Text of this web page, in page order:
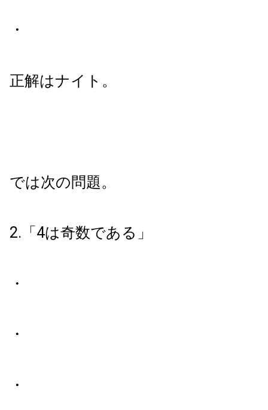
・
正解はナイト。
では次の問題。
2.「4は奇数である」
・
・
・